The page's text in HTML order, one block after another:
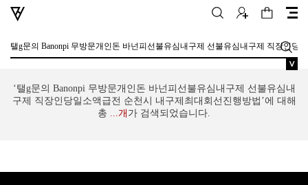
∨
‘탤g문의 Banonpi 무방문개인돈 바넌피선불유심내구제 선불유심내
구제 직장인당일소액급전 순천시 내구제최대회선진행방법’에 대해
총 ...개 가 검색되었습니다.